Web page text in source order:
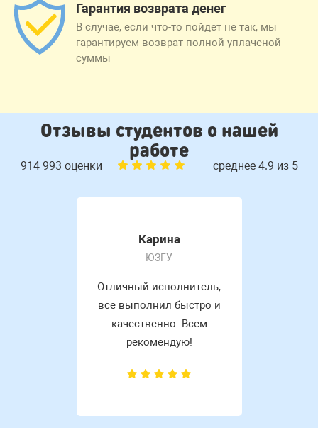
Гарантия возврата денег
В случае, если что-то пойдет не так, мы
гарантируем возврат полной уплаченой
суммы
Отзывы студентов о нашей
работе
914 993 оценки среднее 4.9 из 5
Карина
ЮЗГУ
Отличный исполнитель,
все выполнил быстро и
качественно. Всем
рекомендую!